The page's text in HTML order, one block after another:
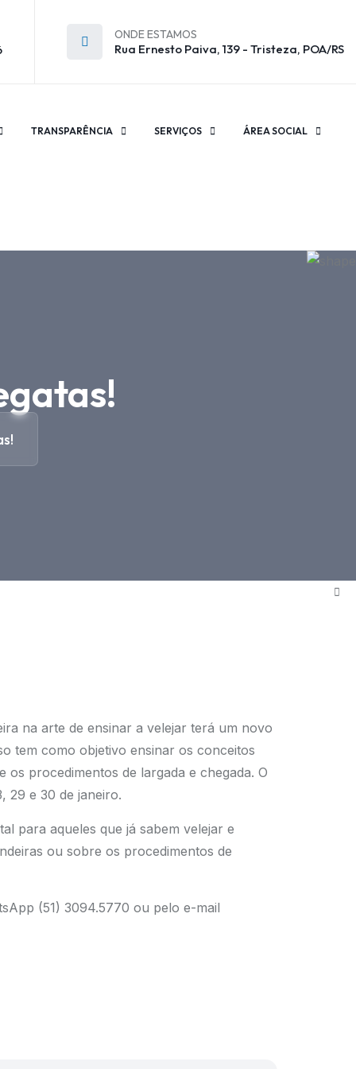
ONDE ESTAMOS
Rua Ernesto Paiva, 139 - Tristeza, POA/RS
TRANSPARÊNCIA SERVIÇOS ÁREA SOCIAL
na arte de ensinar a velejar terá um novo
tem como objetivo ensinar os conceitos
procedimentos de largada e chegada. O
29 e 30 de janeiro.
para aqueles que já sabem velejar e
ou sobre os procedimentos de
(51) 3094.5770 ou pelo e-mail